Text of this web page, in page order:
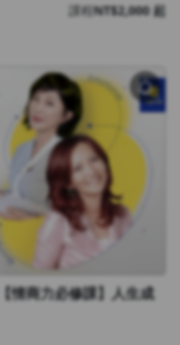
課程NT$2,000 起
情商力必修課】人生成